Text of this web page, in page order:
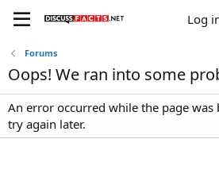
Log
Forums
Oops! We ran into some
An error occurred while the page was
try again later.